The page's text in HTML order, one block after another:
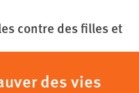
contre des filles et
des vies